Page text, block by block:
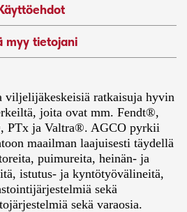
myy tietojani
viljelijäkeskeisiä ratkaisuja hyvin
joita ovat mm. Fendt®,
PTx ja Valtra®. AGCO pyrkii
maailman laajuisesti täydellä
puimureita, heinän- ja
istutus- ja kyntötyövälineitä,
sekä
sekä varaosia.